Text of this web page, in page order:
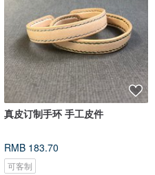
真皮订制手环 手工皮件
RMB 183.70
可客制